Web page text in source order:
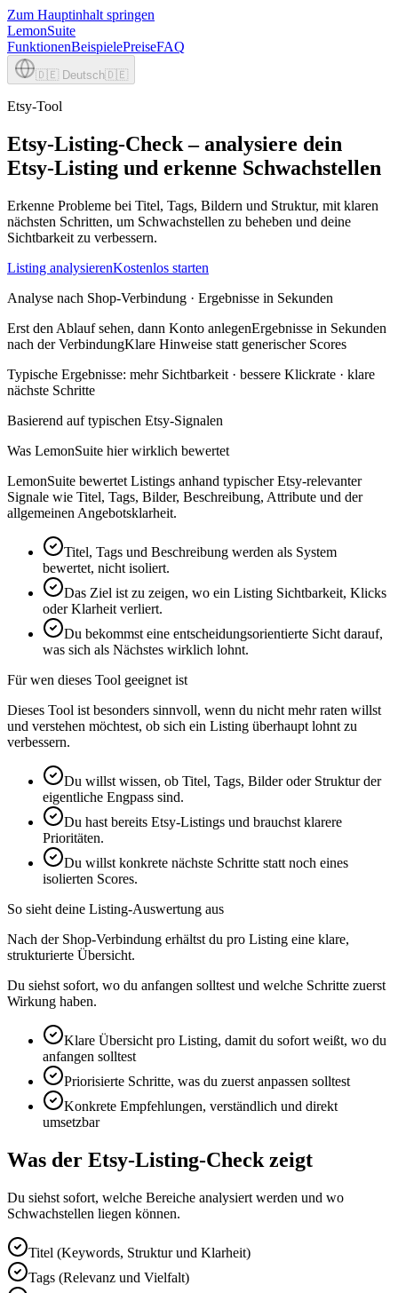
Zum Hauptinhalt springen
LemonSuite
FunktionenBeispielePreiseFAQ
🇩🇪 Deutsch🇩🇪
Etsy-Tool
Etsy-Listing-Check – analysiere dein
Etsy-Listing und erkenne Schwachstellen
Erkenne Probleme bei Titel, Tags, Bildern und Struktur, mit klaren
nächsten Schritten, um Schwachstellen zu beheben und deine
Sichtbarkeit zu verbessern.
Listing analysierenKostenlos starten
Analyse nach Shop-Verbindung · Ergebnisse in Sekunden
Erst den Ablauf sehen, dann Konto anlegenErgebnisse in Sekunden
nach der VerbindungKlare Hinweise statt generischer Scores
Typische Ergebnisse: mehr Sichtbarkeit · bessere Klickrate · klare
nächste Schritte
Basierend auf typischen Etsy-Signalen
Was LemonSuite hier wirklich bewertet
LemonSuite bewertet Listings anhand typischer Etsy-relevanter
Signale wie Titel, Tags, Bilder, Beschreibung, Attribute und der
allgemeinen Angebotsklarheit.
Titel, Tags und Beschreibung werden als System
bewertet, nicht isoliert.
Das Ziel ist zu zeigen, wo ein Listing Sichtbarkeit, Klicks
oder Klarheit verliert.
Du bekommst eine entscheidungsorientierte Sicht darauf,
was sich als Nächstes wirklich lohnt.
Für wen dieses Tool geeignet ist
Dieses Tool ist besonders sinnvoll, wenn du nicht mehr raten willst
und verstehen möchtest, ob sich ein Listing überhaupt lohnt zu
verbessern.
Du willst wissen, ob Titel, Tags, Bilder oder Struktur der
eigentliche Engpass sind.
Du hast bereits Etsy-Listings und brauchst klarere
Prioritäten.
Du willst konkrete nächste Schritte statt noch eines
isolierten Scores.
So sieht deine Listing-Auswertung aus
Nach der Shop-Verbindung erhältst du pro Listing eine klare,
strukturierte Übersicht.
Du siehst sofort, wo du anfangen solltest und welche Schritte zuerst
Wirkung haben.
Klare Übersicht pro Listing, damit du sofort weißt, wo du
anfangen solltest
Priorisierte Schritte, was du zuerst anpassen solltest
Konkrete Empfehlungen, verständlich und direkt
umsetzbar
Was der Etsy-Listing-Check zeigt
Du siehst sofort, welche Bereiche analysiert werden und wo
Schwachstellen liegen können.
Titel (Keywords, Struktur und Klarheit)
Tags (Relevanz und Vielfalt)